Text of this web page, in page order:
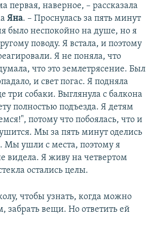
первая, наверное, – рассказала
Яна. – Проснулась за пять минут
было неспокойно на душе, но я
поводу. Я встала, и поэтому
Я не поняла, что
что это землетрясение. Был
и свет погас. Я подняла
три собаки. Выглянула с балкона
полностью подъезда. Я детям
потому что побоялась, что и
Мы за пять минут оделись
ушли с места, поэтому я
видела. Я живу на четвертом
остались целы.
чтобы узнать, когда можно
забрать вещи. Но ответить ей